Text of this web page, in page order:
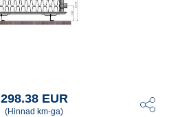
298.38 EUR
(Hinnad km-ga)